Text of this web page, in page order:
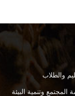
والطلاب
وتنمية البيئة